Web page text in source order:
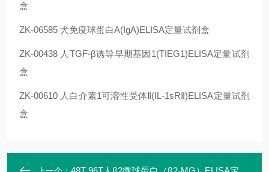
盒
ZK-06585 犬免疫球蛋白A(IgA)ELISA定量试剂盒
ZK-00438 人TGF-β诱导早期基因1(TIEG1)ELISA定量试剂
盒
ZK-00610 人白介素1可溶性受体Ⅱ(IL-1sRⅡ)ELISA定量试剂
盒